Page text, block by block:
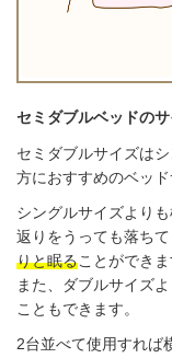
セミダブルベッドの
セミダブルサイズは
方におすすめのベッド
シングルサイズより
返りをうっても落ちて
りと眠ることができま
また、ダブルサイズ
こともできます。
2台並べて使用すれば